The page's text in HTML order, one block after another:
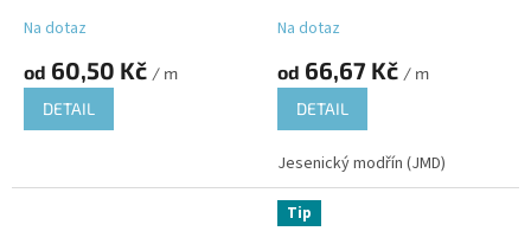
(JMD); Vlhkost 16±3%;
Na dotaz
od 60,50 Kč / m
DETAIL
16±3%;
Na dotaz
od 66,67 Kč / m
DETAIL
Jesenický modřín (JMD)
Tip